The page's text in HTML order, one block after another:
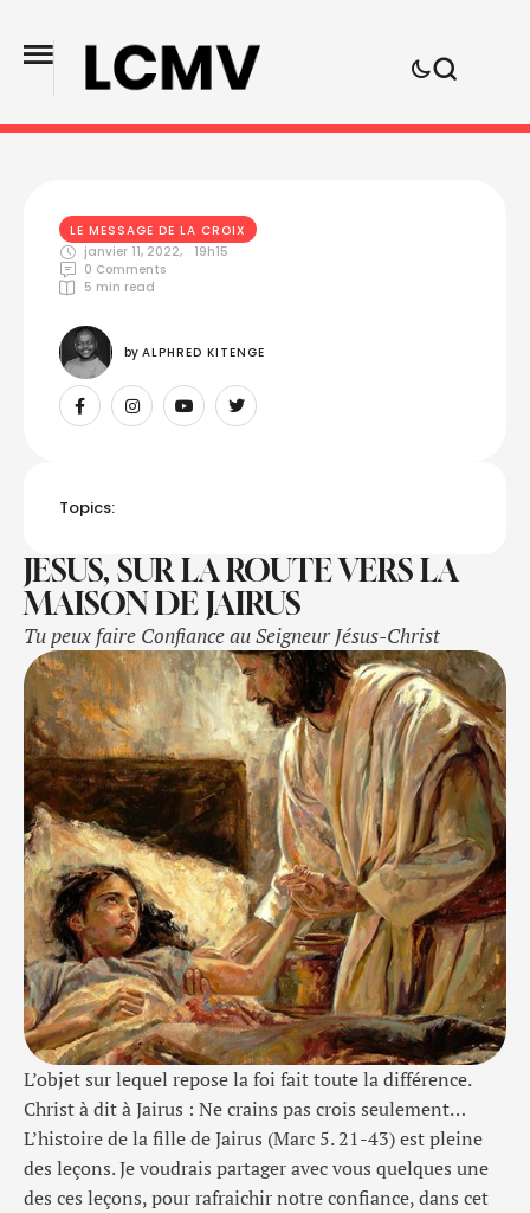
LE MESSAGE DE LA CROIX
janvier 11, 2022,
19h15
0 Comments
5 min read
by ALPHRED KITENGE
Topics:
JESUS, SUR LA ROUTE VERS LA
MAISON DE JAIRUS
Tu peux faire Confiance au Seigneur Jésus-Christ
L’objet sur lequel repose la foi fait toute la différence.
Christ à dit à Jairus : Ne crains pas crois seulement…
L’histoire de la fille de Jairus (Marc 5. 21-43) est pleine
des leçons. Je voudrais partager avec vous quelques une
des ces leçons, pour rafraichir notre confiance, dans cet